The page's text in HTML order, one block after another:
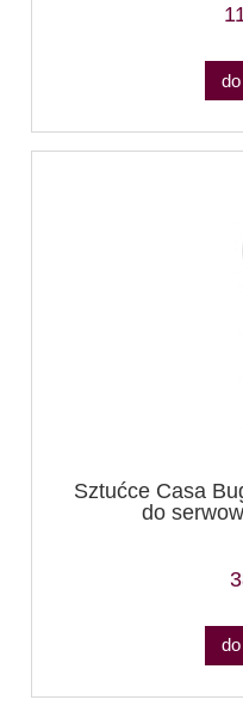
Sztućce Casa
do